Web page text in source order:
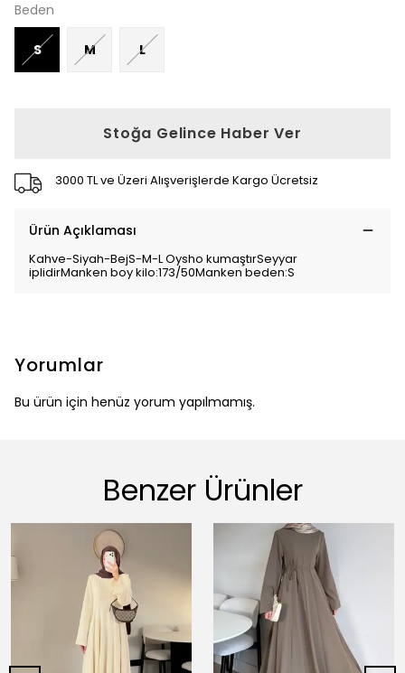
Beden
S M L
Stoğa Gelince Haber Ver
3000 TL ve Üzeri Alışverişlerde Kargo Ücretsiz
Ürün Açıklaması
Kahve-Siyah-BejS-M-L Oysho kumaştırSeyyar
iplidirManken boy kilo:173/50Manken beden:S
Yorumlar
Bu ürün için henüz yorum yapılmamış.
Benzer Ürünler